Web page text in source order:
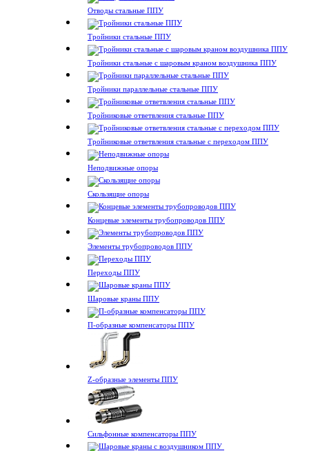
Отводы стальные ППУ
Тройники стальные ППУ
Тройники стальные с шаровым краном воздушника ППУ
Тройники параллельные стальные ППУ
Тройниковые ответвления стальные ППУ
Тройниковые ответвления стальные с переходом ППУ
Неподвижные опоры
Скользящие опоры
Концевые элементы трубопроводов ППУ
Элементы трубопроводов ППУ
Переходы ППУ
Шаровые краны ППУ
П-образные компенсаторы ППУ
Z-образные элементы ППУ
Сильфонные компенсаторы ППУ